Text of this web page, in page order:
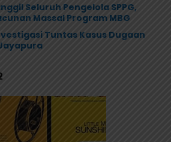
Seluruh Pengelola SPPG,
Massal Program MBG
Tuntas Kasus Dugaan